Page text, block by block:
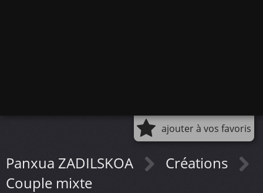
ajouter à vos favoris
Panxua ZADILSKOA
Créations
Couple mixte